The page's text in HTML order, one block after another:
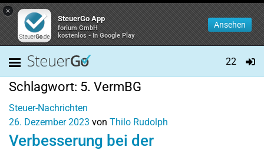
×
SteuerGo App
forium GmbH
kostenlos - In Google Play
Ansehen
22
Schlagwort: 5. VermBG
Steuer-Nachrichten
26. Dezember 2023 von Thilo Rudolph
Verbesserung bei der